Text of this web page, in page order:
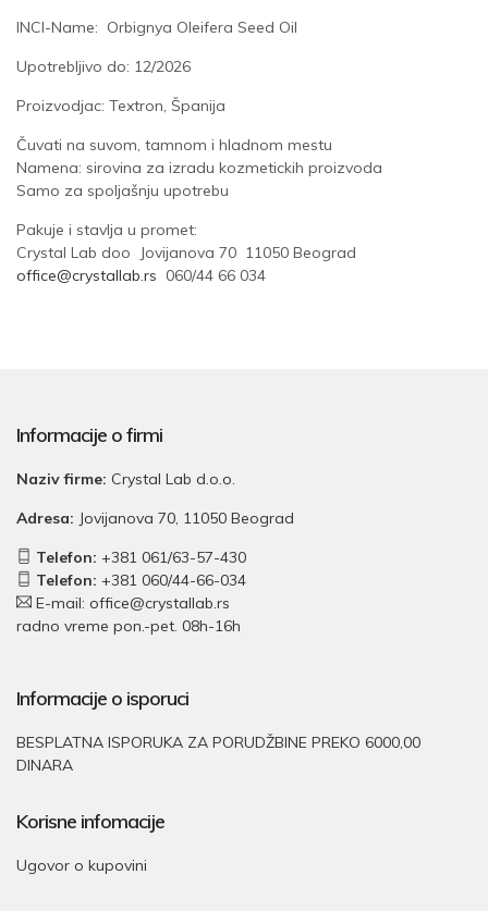
INCI-Name: Orbignya Oleifera Seed Oil
Upotrebljivo do: 12/2026
Proizvodjac: Textron, Španija
Čuvati na suvom, tamnom i hladnom mestu
Namena: sirovina za izradu kozmetickih proizvoda
Samo za spoljašnju upotrebu
Pakuje i stavlja u promet:
Crystal Lab doo Jovijanova 70 11050 Beograd
office@crystallab.rs 060/44 66 034
Informacije o firmi
Naziv firme: Crystal Lab d.o.o.
Adresa: Jovijanova 70, 11050 Beograd
Telefon: +381 061/63-57-430
Telefon: +381 060/44-66-034
E-mail: office@crystallab.rs
radno vreme pon.-pet. 08h-16h
Informacije o isporuci
BESPLATNA ISPORUKA ZA PORUDŽBINE PREKO 6000,00
DINARA
Korisne infomacije
Ugovor o kupovini